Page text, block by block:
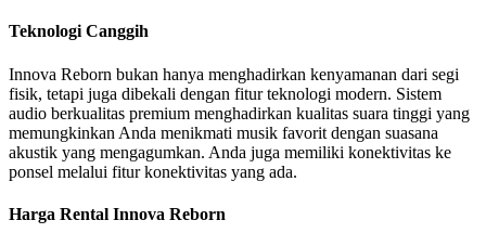
Teknologi Canggih
Innova Reborn bukan hanya menghadirkan kenyamanan dari segi
fisik, tetapi juga dibekali dengan fitur teknologi modern. Sistem
audio berkualitas premium menghadirkan kualitas suara tinggi yang
memungkinkan Anda menikmati musik favorit dengan suasana
akustik yang mengagumkan. Anda juga memiliki konektivitas ke
ponsel melalui fitur konektivitas yang ada.
Harga Rental Innova Reborn